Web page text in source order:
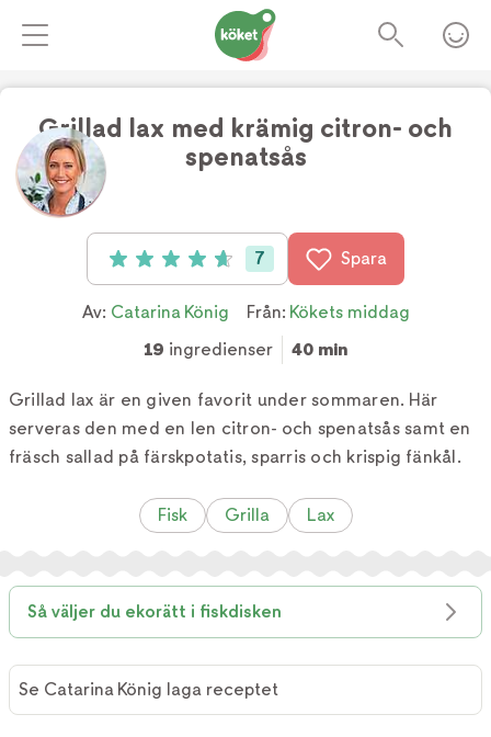
Grillad lax med krämig citron- och
spenatsås
Betyg: 4.7 av 5 (7 röster)
7 Spara
Av: Catarina König Från: Kökets middag
19 ingredienser 40 min
Grillad lax är en given favorit under sommaren. Här
serveras den med en len citron- och spenatsås samt en
fräsch sallad på färskpotatis, sparris och krispig fänkål.
Fisk Grilla Lax
Så väljer du ekorätt i fiskdisken
Se Catarina König laga receptet